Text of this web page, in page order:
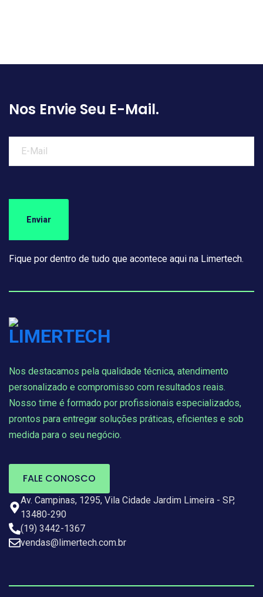
Nos Envie Seu E-Mail.
Fique por dentro de tudo que acontece aqui na Limertech.
Nos destacamos pela qualidade técnica, atendimento
personalizado e compromisso com resultados reais.
Nosso time é formado por profissionais especializados,
prontos para entregar soluções práticas, eficientes e sob
medida para o seu negócio.
FALE CONOSCO
Av. Campinas, 1295, Vila Cidade Jardim Limeira - SP,
13480-290
(19) 3442-1367
vendas@limertech.com.br